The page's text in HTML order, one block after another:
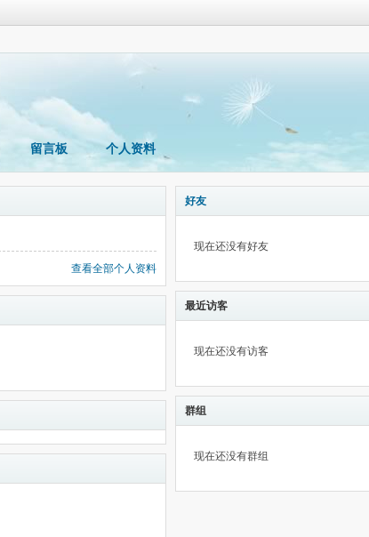
留言板 个人资料
查看全部个人资料
好友
现在还没有好友
最近访客
现在还没有访客
群组
现在还没有群组